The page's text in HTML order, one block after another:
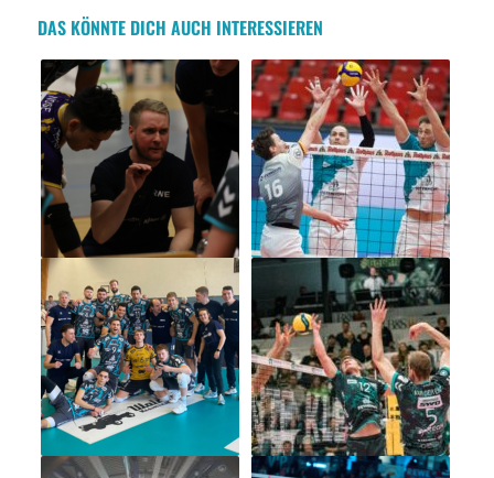
DAS KÖNNTE DICH AUCH INTERESSIEREN